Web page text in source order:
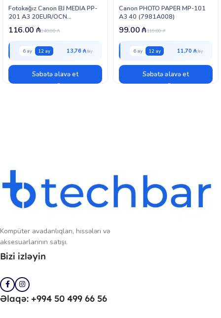
Fotokağız Canon BJ MEDIA PP-
201 A3 20EUR/OCN
(2311B020)
140.00₼
116.00 ₼
6 ay 12 ay 13,76 ₼
Səbətə əlavə et
Canon PHOTO PAPER MP-101
A3 40 (7981A008)
119.00₼
99.00₼
6 ay 12 ay 11,70 ₼
Səbətə əlavə et
Kompüter avadanlıqları, hissələri və
aksesuarlarının satışı.
Bizi izləyin
Əlaqə: +994 50 499 66 56